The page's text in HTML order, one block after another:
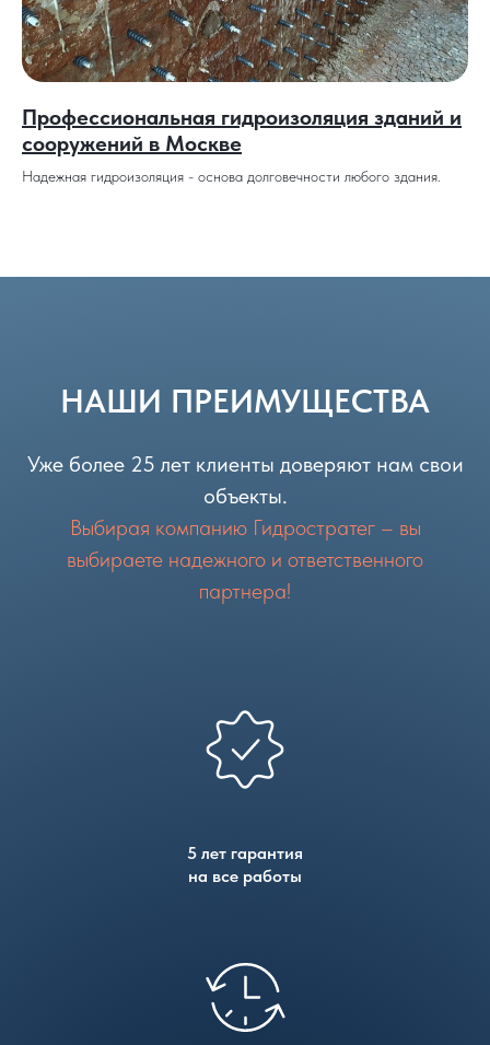
Профессиональная гидроизоляция зданий и
сооружений в Москве
Надежная гидроизоляция - основа долговечности любого здания.
НАШИ ПРЕИМУЩЕСТВА
Уже более 25 лет клиенты доверяют нам свои
объекты.
Выбирая компанию Гидростратег – вы
выбираете надежного и ответственного
партнера!
5 лет гарантия
на все работы